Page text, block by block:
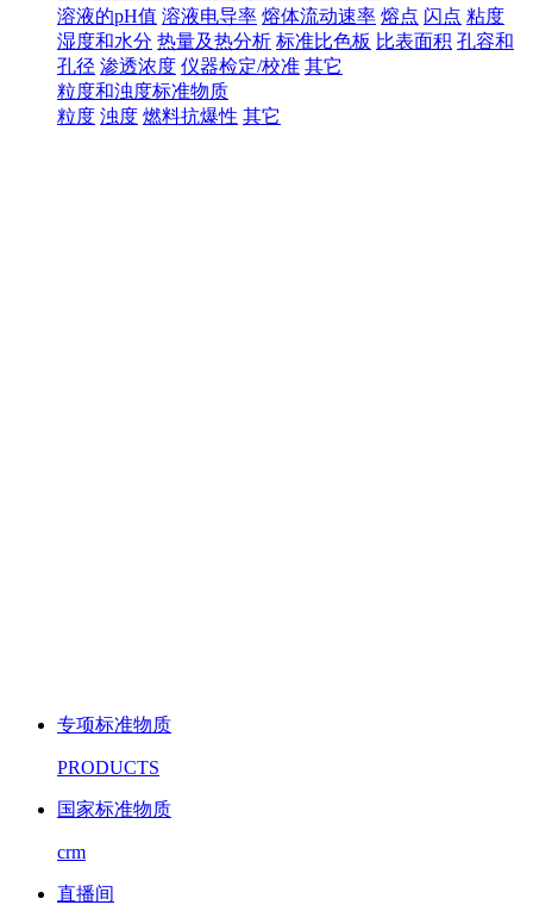
溶液的pH值 溶液电导率 熔体流动速率 熔点 闪点 粘度
湿度和水分 热量及热分析 标准比色板 比表面积 孔容和
孔径 渗透浓度 仪器检定/校准 其它
粒度和浊度标准物质
粒度 浊度 燃料抗爆性 其它
专项标准物质
PRODUCTS
国家标准物质
crm
直播间